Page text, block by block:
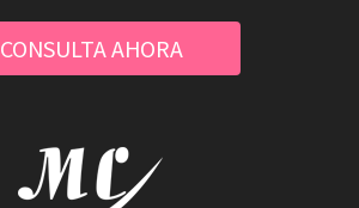
CONSULTA AHORA